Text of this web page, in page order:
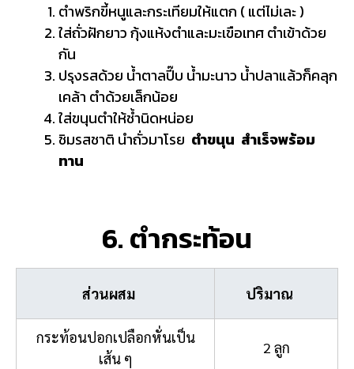
ตำพริกขี้หนูและกระเทียมให้แตก ( แต่ไม่เละ )
ใส่ถั่วฝักยาว กุ้งแห้งตำและมะเขือเทศ ตำเข้าด้วย
กัน
ปรุงรสด้วย น้ำตาลปี๊บ น้ำมะนาว น้ำปลาแล้วก็คลุก
เคล้า ตำด้วยเล็กน้อย
ใส่ขนุนตำให้ช้ำนิดหน่อย
ชิมรสชาติ นำถั่วมาโรย ตำขนุน สำเร็จพร้อม
ทาน
6. ตำกระท้อน
ส่วนผสม ปริมาณ
กระท้อนปอกเปลือกหั่นเป็น
เส้น ๆ
2 ลูก